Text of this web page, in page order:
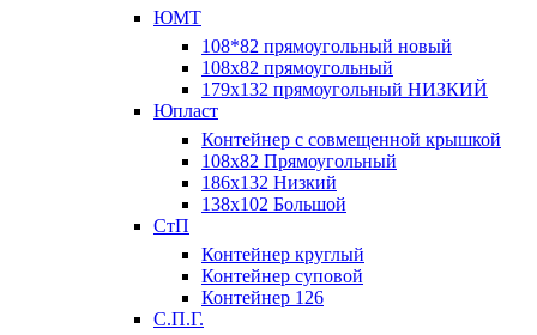
ЮМТ
108*82 прямоугольный новый
108х82 прямоугольный
179х132 прямоугольный НИЗКИЙ
Юпласт
Контейнер с совмещенной крышкой
108х82 Прямоугольный
186х132 Низкий
138х102 Большой
СтП
Контейнер круглый
Контейнер суповой
Контейнер 126
С.П.Г.